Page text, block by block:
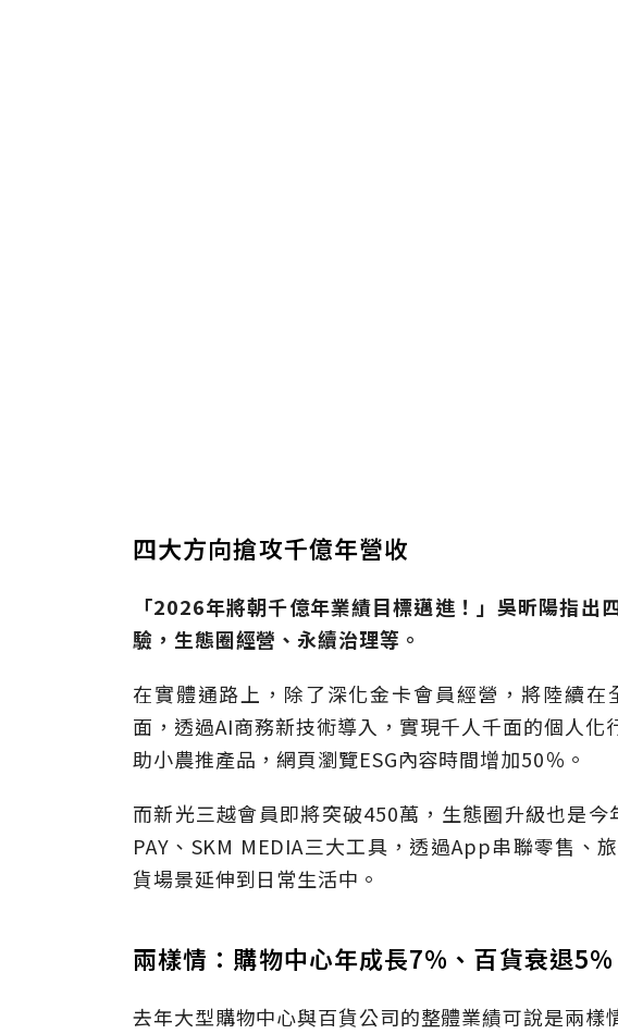
四大方向搶攻千億年營收
「2026年將朝千億年業績目標邁進！」吳昕陽指出
驗，生態圈經營、永續治理等。
在實體通路上，除了深化金卡會員經營，將陸續
面，透過AI商務新技術導入，實現千人千面的個人
助小農推產品，網頁瀏覽ESG內容時間增加50％。
而新光三越會員即將突破450萬，生態圈升級也是
PAY、SKM MEDIA三大工具，透過App串聯零售、
貨場景延伸到日常生活中。
兩樣情：購物中心年成長7%、百貨衰退5%
去年大型購物中心與百貨公司的整體業績可說是兩樣